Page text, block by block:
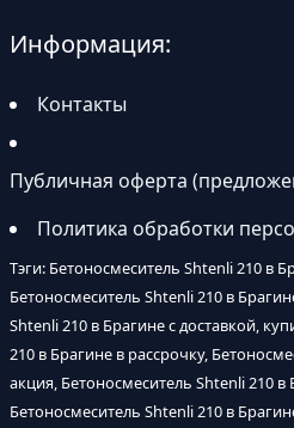
Информация:
Контакты
Публичная оферта
Политика обработки
Тэги: Бетоносмеситель Shtenli 210 в
Бетоносмеситель Shtenli 210 в
Shtenli 210 в Брагине с доставкой,
210 в Брагине в рассрочку,
акция, Бетоносмеситель Shtenli 210 в
Бетоносмеситель Shtenli 210 в